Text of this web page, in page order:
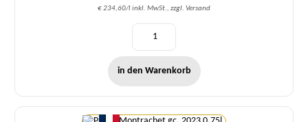
€ 234,60/l inkl. MwSt., zzgl. Versand
in den Warenkorb
Menge